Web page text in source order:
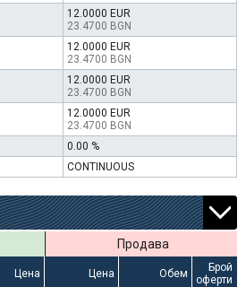
12.0000 EUR
23.4700 BGN
12.0000 EUR
23.4700 BGN
12.0000 EUR
23.4700 BGN
12.0000 EUR
23.4700 BGN
0.00 %
CONTINUOUS
Продава
Цена Цена Обем
Брой
оферти